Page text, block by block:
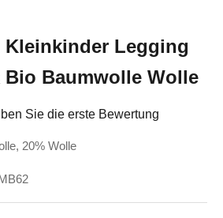
Kleinkinder Legging
Baumwolle Wolle
Sie die erste Bewertung
20% Wolle